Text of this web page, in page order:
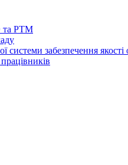
та РТМ
забезпечення якості